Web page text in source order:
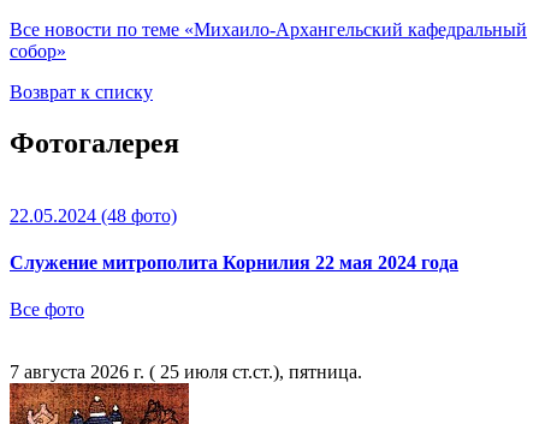
Все новости по теме «Михаило-Архангельский кафедральный
собор»
Возврат к списку
Фотогалерея
22.05.2024 (48 фото)
Служение митрополита Корнилия 22 мая 2024 года
Все фото
7 августа 2026 г. ( 25 июля ст.ст.), пятница.